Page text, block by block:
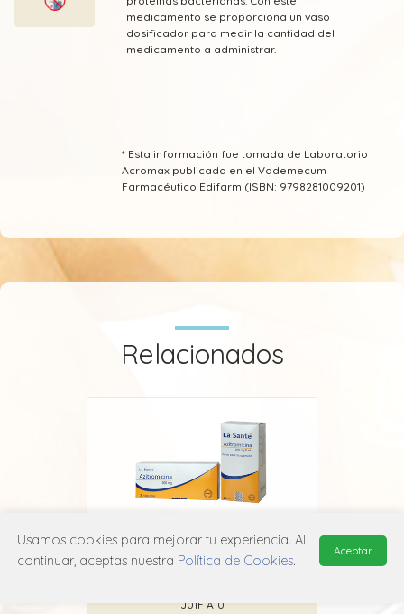
medicamento se proporciona un vaso
dosificador para medir la cantidad del
medicamento a administrar.
* Esta información fue tomada de Laboratorio
Acromax publicada en el Vademecum
Farmacéutico Edifarm (ISBN: 9798281009201)
Relacionados
Azitromicina La Santé
J01F A10
Usamos cookies para mejorar tu experiencia. Al
continuar, aceptas nuestra Política de Cookies.
Aceptar